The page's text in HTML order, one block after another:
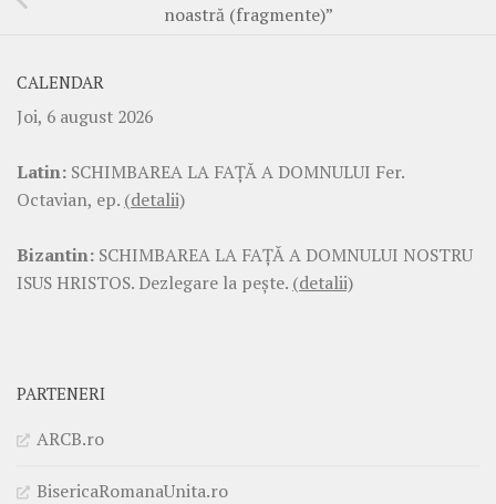
noastră (fragmente)”
CALENDAR
Joi, 6 august 2026
Latin: SCHIMBAREA LA FAŢĂ A DOMNULUI Fer.
Octavian, ep. (detalii)
Bizantin: SCHIMBAREA LA FAŢĂ A DOMNULUI NOSTRU
ISUS HRISTOS. Dezlegare la pește. (detalii)
PARTENERI
ARCB.ro
BisericaRomanaUnita.ro